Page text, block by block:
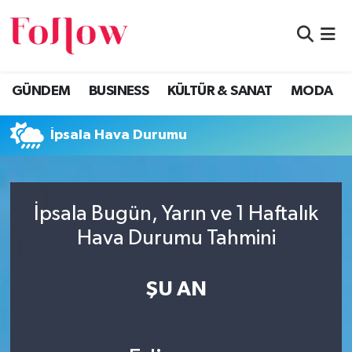
GÜNDEM BUSINESS KÜLTÜR & SANAT MODA
İpsala Hava Durumu
İpsala Bugün, Yarın ve 1 Haftalık
Hava Durumu Tahmini
ŞU AN
GÜNDEM
BUSINESS
KÜLTÜR & SANAT
MODA
EĞİTİM
Eskişehir Nöbetçi Eczaneler
Eskişehir Hava Durumu
Eskişehir Namaz Vakitleri
Eskişehir Trafik Yoğunluk Haritası
Süper Lig Puan Durumu ve Fikstür
Son Dakika Haberleri